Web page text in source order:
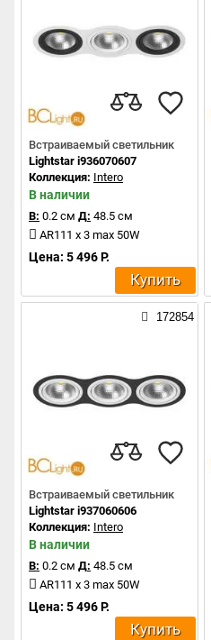
Встраиваемый светильник
Lightstar i936070607
Коллекция: Intero
В наличии
В: 0.2 см Д: 48.5 см
AR111 x 3 max 50W
Цена: 5 496 Р.
Купить
172854
Встраиваемый светильник
Lightstar i937060606
Коллекция: Intero
В наличии
В: 0.2 см Д: 48.5 см
AR111 x 3 max 50W
Цена: 5 496 Р.
Купить